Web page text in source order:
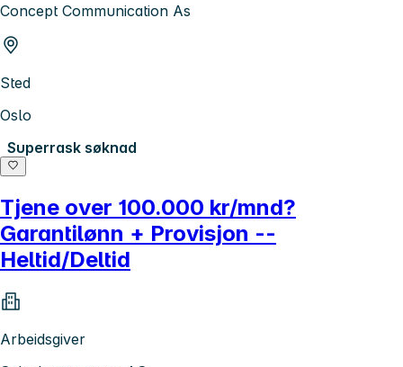
Concept Communication As
Sted
Oslo
Superrask søknad
Tjene over 100.000 kr/mnd?
Garantilønn + Provisjon --
Heltid/Deltid
Arbeidsgiver